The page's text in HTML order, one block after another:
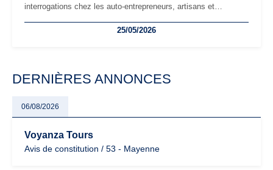
interrogations chez les auto-entrepreneurs, artisans et
facturation ou risque de bascule vers la TVA : les règles
25/05/2026
DERNIÈRES ANNONCES
06/08/2026
Voyanza Tours
Avis de constitution / 53 - Mayenne